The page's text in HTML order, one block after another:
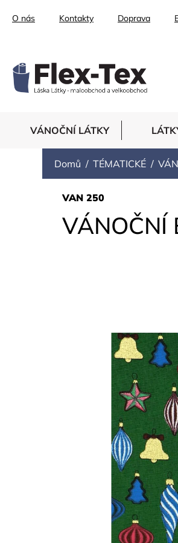
O nás Kontakty Doprava
VÁNOČNÍ LÁTKY
Domů TÉMATICKÉ
VÁNOČNÍ
VAN 250